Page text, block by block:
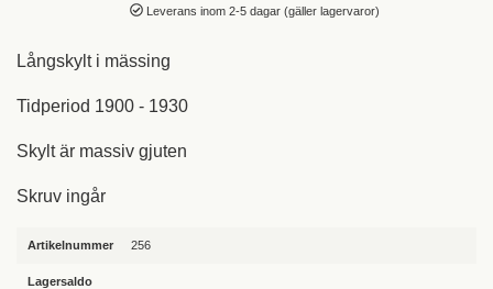
Leverans inom 2-5 dagar (gäller lagervaror)
Långskylt i mässing
Tidperiod 1900 - 1930
Skylt är massiv gjuten
Skruv ingår
Artikelnummer 256
Lagersaldo